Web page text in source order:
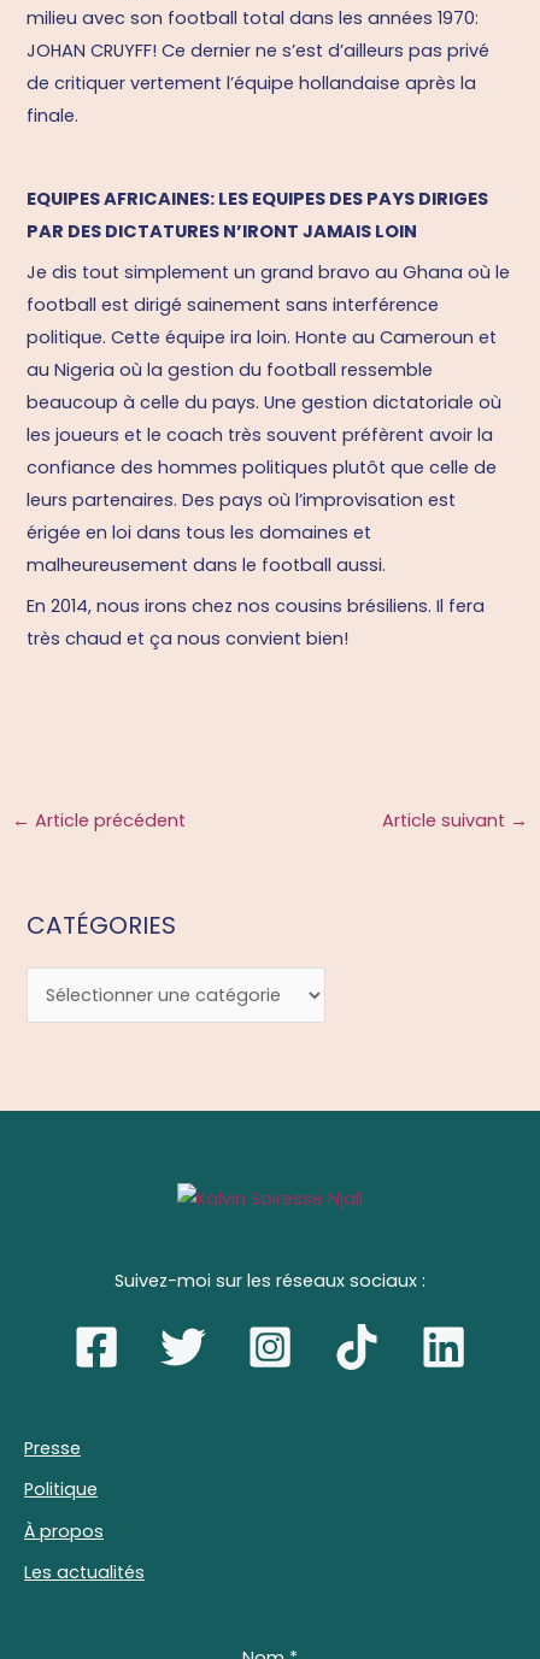
milieu avec son football total dans les années 1970:
JOHAN CRUYFF! Ce dernier ne s’est d’ailleurs pas privé
de critiquer vertement l’équipe hollandaise après la
finale.
EQUIPES AFRICAINES: LES EQUIPES DES PAYS DIRIGES
PAR DES DICTATURES N’IRONT JAMAIS LOIN
Je dis tout simplement un grand bravo au Ghana où le
football est dirigé sainement sans interférence
politique. Cette équipe ira loin. Honte au Cameroun et
au Nigeria où la gestion du football ressemble
beaucoup à celle du pays. Une gestion dictatoriale où
les joueurs et le coach très souvent préfèrent avoir la
confiance des hommes politiques plutôt que celle de
leurs partenaires. Des pays où l’improvisation est
érigée en loi dans tous les domaines et
malheureusement dans le football aussi.
En 2014, nous irons chez nos cousins brésiliens. Il fera
très chaud et ça nous convient bien!
← Article précédent Article suivant →
CATÉGORIES
Suivez-moi sur les réseaux sociaux :
Presse
Politique
À propos
Les actualités